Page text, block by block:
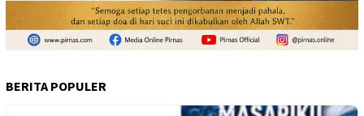
BERITA POPULER